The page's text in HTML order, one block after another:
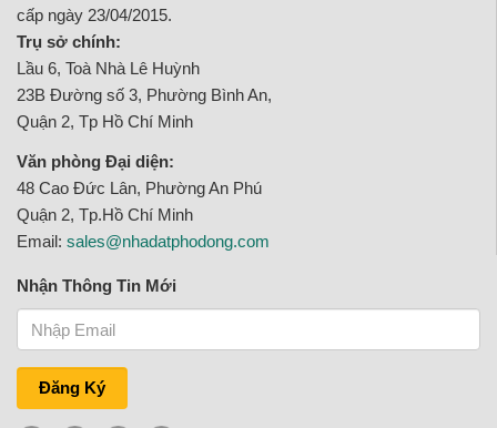
cấp ngày 23/04/2015.
Trụ sở chính:
Lầu 6, Toà Nhà Lê Huỳnh
23B Đường số 3, Phường Bình An,
Quận 2, Tp Hồ Chí Minh
Văn phòng Đại diện:
48 Cao Đức Lân, Phường An Phú
Quận 2, Tp.Hồ Chí Minh
Email: sales@nhadatphodong.com
Nhận Thông Tin Mới
Đăng Ký